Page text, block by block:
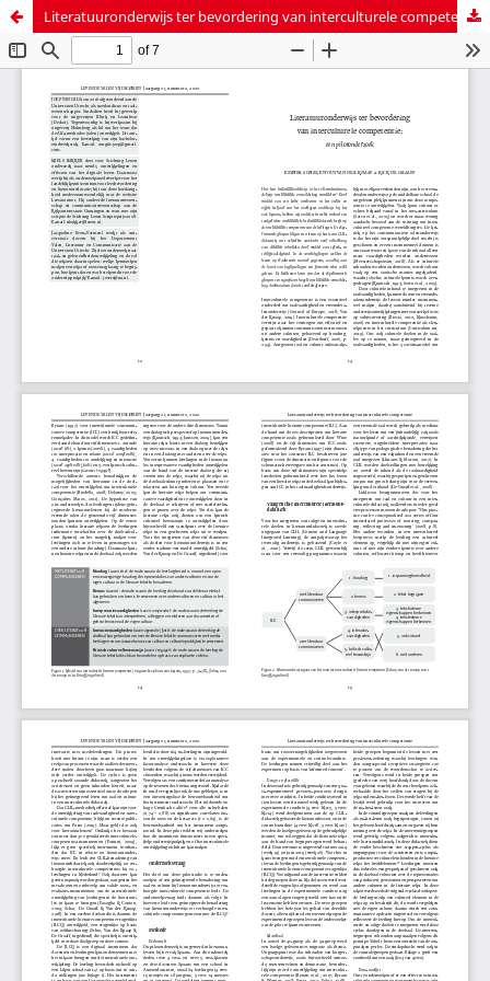
Literatuuronderwijs ter bevordering van interculturele competentie; een pilotonderzoek